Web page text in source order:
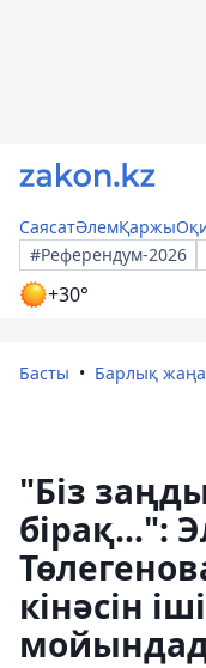
СаясатӘлемҚаржы
#Референдум-2026
+30°
Басты Барлық
"Біз
бірақ…":
кінәсін